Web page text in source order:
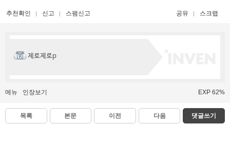
추천확인 신고 스팸신고 공유 스크랩
제로제로p
메뉴 인장보기 EXP 62%
목록 본문 이전 다음 댓글쓰기